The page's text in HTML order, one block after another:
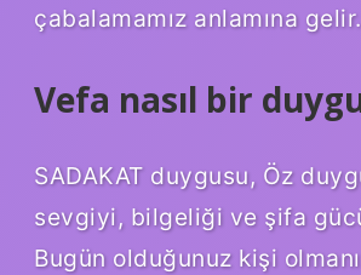
çabalamamız anlamına gelir.
Vefa nasıl bir
SADAKAT duygusu, Öz
sevgiyi, bilgeliği ve şifa
Bugün olduğunuz kişi